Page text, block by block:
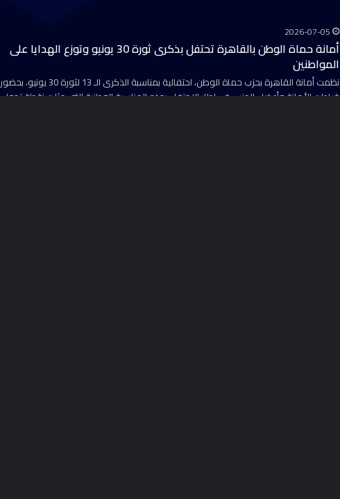
2026-07-05
أمانة حماة الوطن بالقاهرة تحتفل بذكرى ثورة 30 يونيو وتوزع الهدايا على
المواطنين
نظمت أمانة القاهرة بحزب حماة الوطن، احتفالية بمناسبة الذكرى الـ 13 لثورة 30 يونيو، بحضور
قيادات الأمانة وأعضاء الحزب، في إطار الاحتفاء بهذه المناسبة الوطنية التي مثلت نقطة تحول